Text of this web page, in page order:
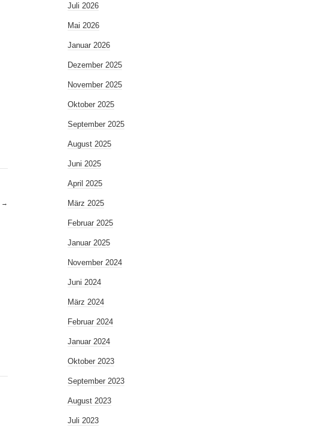
→
Juli 2026
Mai 2026
Januar 2026
Dezember 2025
November 2025
Oktober 2025
September 2025
August 2025
Juni 2025
April 2025
März 2025
Februar 2025
Januar 2025
November 2024
Juni 2024
März 2024
Februar 2024
Januar 2024
Oktober 2023
September 2023
August 2023
Juli 2023